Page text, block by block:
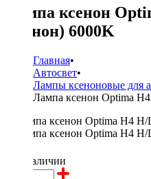
Лампа ксенон
Ксенон) 6000K
Главная•
Автосвет•
Лампы ксеноновые для
Лампа ксенон Optima
в наличии